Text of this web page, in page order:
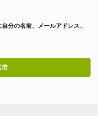
分の名前、メールアドレス、